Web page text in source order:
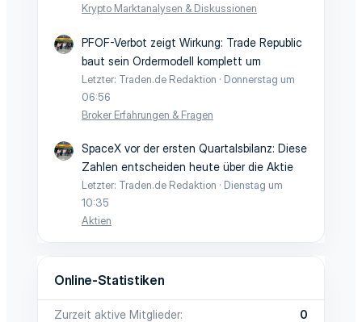
Krypto Marktanalysen & Diskussionen
PFOF-Verbot zeigt Wirkung: Trade Republic
baut sein Ordermodell komplett um
Letzter: Traden.de Redaktion
Donnerstag um
06:56
Broker Erfahrungen & Fragen
SpaceX vor der ersten Quartalsbilanz: Diese
Zahlen entscheiden heute über die Aktie
Letzter: Traden.de Redaktion
Dienstag um
10:35
Aktien
Online-Statistiken
Zurzeit aktive Mitglieder
0